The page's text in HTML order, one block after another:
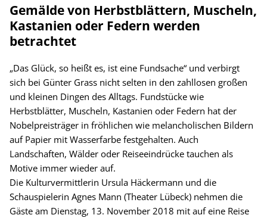
Gemälde von Herbstblättern, Muscheln,
Kastanien oder Federn werden
betrachtet
„Das Glück, so heißt es, ist eine Fundsache“ und verbirgt
sich bei Günter Grass nicht selten in den zahllosen großen
und kleinen Dingen des Alltags. Fundstücke wie
Herbstblätter, Muscheln, Kastanien oder Federn hat der
Nobelpreisträger in fröhlichen wie melancholischen Bildern
auf Papier mit Wasserfarbe festgehalten. Auch
Landschaften, Wälder oder Reiseeindrücke tauchen als
Motive immer wieder auf.
Die Kulturvermittlerin Ursula Häckermann und die
Schauspielerin Agnes Mann (Theater Lübeck) nehmen die
Gäste am Dienstag, 13. November 2018 mit auf eine Reise